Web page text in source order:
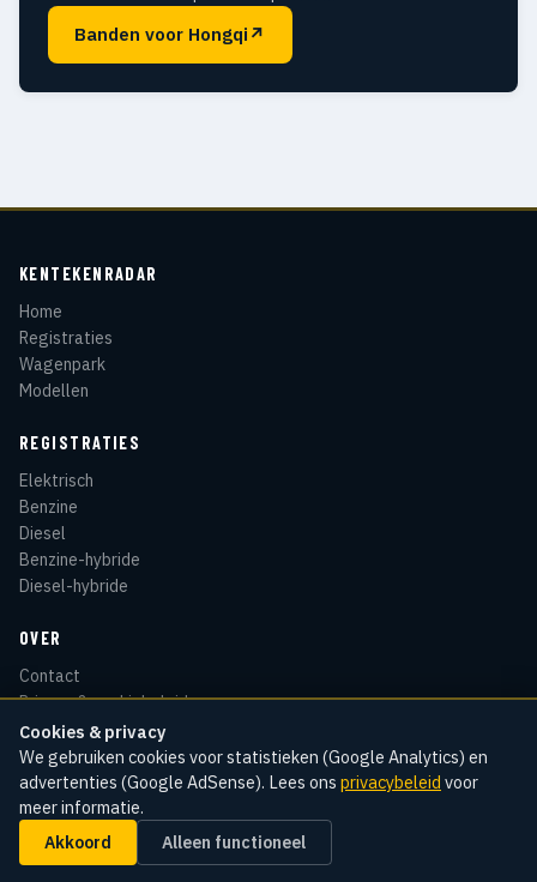
Cookies & privacy
We gebruiken cookies voor statistieken (Google Analytics) en
advertenties (Google AdSense). Lees ons privacybeleid voor
meer informatie.
Akkoord Alleen functioneel
Banden voor Hongqi ↗
KENTEKENRADAR
Home
Registraties
Wagenpark
Modellen
REGISTRATIES
Elektrisch
Benzine
Diesel
Benzine-hybride
Diesel-hybride
OVER
Contact
Privacy & cookiebeleid
Disclaimer
Sitemap
© 2026 Kentekenradar